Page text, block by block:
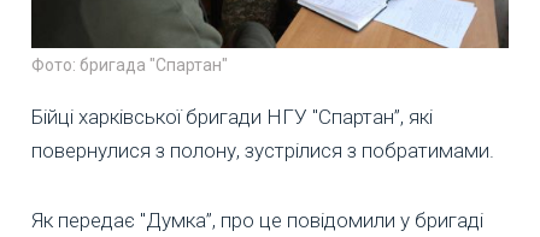
Фото: бригада "Спартан"
Бійці харківської бригади НГУ "Спартан”, які
повернулися з полону, зустрілися з побратимами.
Як передає "Думка”, про це повідомили у бригаді